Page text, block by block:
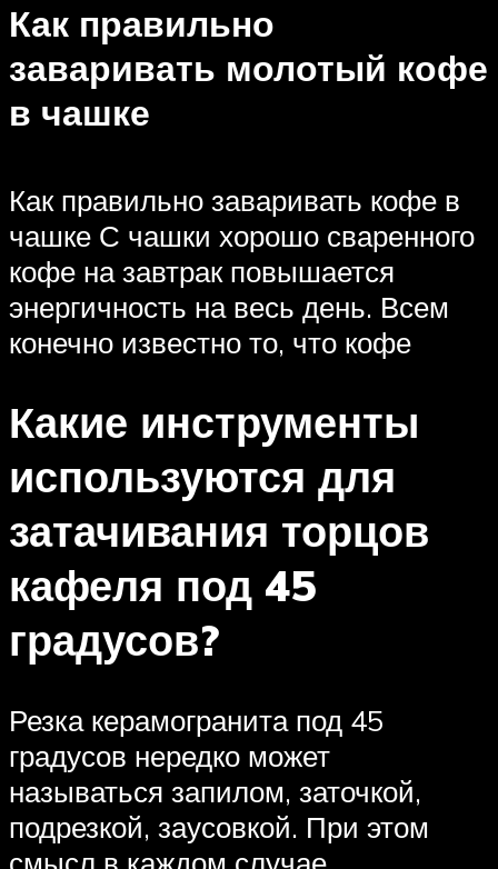
Как правильно
заваривать молотый кофе
в чашке
Как правильно заваривать кофе в
чашке С чашки хорошо сваренного
кофе на завтрак повышается
энергичность на весь день. Всем
конечно известно то, что кофе
Какие инструменты
используются для
затачивания торцов
кафеля под 45
градусов?
Резка керамогранита под 45
градусов нередко может
называться запилом, заточкой,
подрезкой, заусовкой. При этом